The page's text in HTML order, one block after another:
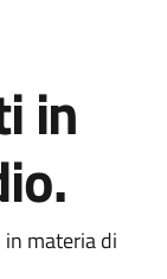
in
materia di